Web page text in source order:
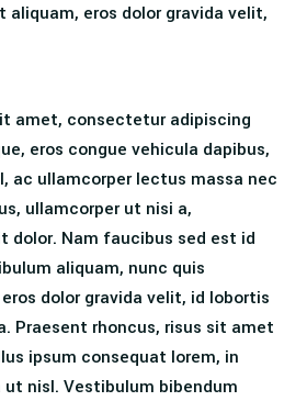
aliquam, eros dolor gravida velit,
amet, consectetur adipiscing
eros congue vehicula dapibus,
ac ullamcorper lectus massa nec
ullamcorper ut nisi a,
dolor. Nam faucibus sed est id
aliquam, nunc quis
dolor gravida velit, id lobortis
Praesent rhoncus, risus sit amet
ipsum consequat lorem, in
nisl. Vestibulum bibendum